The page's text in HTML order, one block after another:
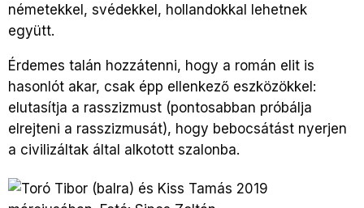
németekkel, svédekkel, hollandokkal lehetnek
együtt.
Érdemes talán hozzátenni, hogy a román elit is
hasonlót akar, csak épp ellenkező eszközökkel:
elutasítja a rasszizmust (pontosabban próbálja
elrejteni a rasszizmusát), hogy bebocsátást nyerjen
a civilizáltak által alkotott szalonba.